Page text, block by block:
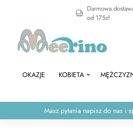
Darmowa
od 175zł
OKAZJE KOBIETA
Masz pytania napisz do nas i